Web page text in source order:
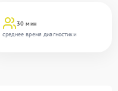
30 мин
среднее время диагностики